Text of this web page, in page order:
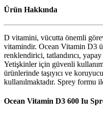
Ürün Hakkında
D vitamini, vücutta önemli
vitamindir. Ocean Vitamin D3
renklendirici, tatlandırıcı,
Yetişkinler için güvenli
ürünlerinde taşıyıcı ve
kullanılmaktadır. Sprey formu
Ocean Vitamin D3 600 Iu